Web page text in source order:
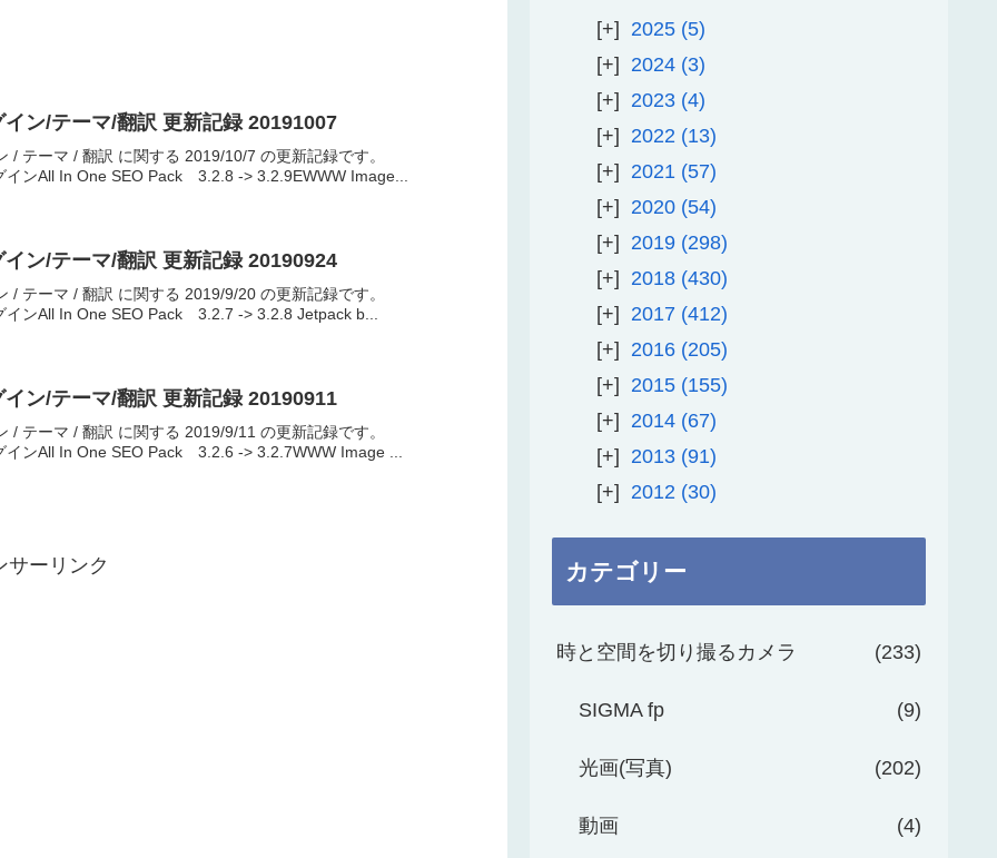
ン/テーマ/翻訳 更新記録 20191007
/ テーマ / 翻訳 に関する 2019/10/7 の更新記録です。
インAll In One SEO Pack 3.2.8 -> 3.2.9EWWW Image...
ン/テーマ/翻訳 更新記録 20190924
/ テーマ / 翻訳 に関する 2019/9/20 の更新記録です。
インAll In One SEO Pack 3.2.7 -> 3.2.8 Jetpack b...
ン/テーマ/翻訳 更新記録 20190911
/ テーマ / 翻訳 に関する 2019/9/11 の更新記録です。
インAll In One SEO Pack 3.2.6 -> 3.2.7WWW Image ...
サーリンク
2025 5
2024 3
2023 4
2022
13
2021
57
2020 54
2019 298
2018 430
2017 412
2016 205
2015 155
2014 67
2013 91
2012
30
カテゴリー
時と空間を切り撮るカメラ 233
SIGMA fp 9
光画(写真) 202
動画 4